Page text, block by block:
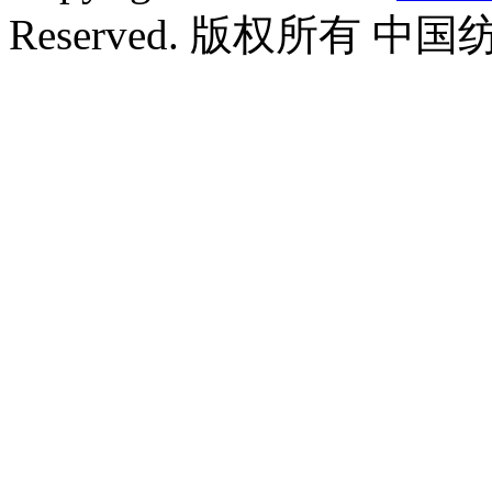
Reserved. 版权所有 中国